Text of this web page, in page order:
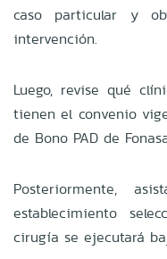
caso particular y
intervención.
Luego, revise qué
tienen el convenio
de Bono PAD de
Posteriormente,
establecimiento
cirugía se ejecutará